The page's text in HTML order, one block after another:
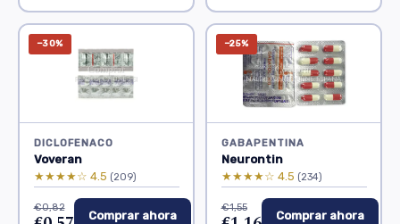
−30%
DICLOFENACO
Voveran
★★★★☆ 4.5 (209)
€0,82
Comprar ahora
−25%
GABAPENTINA
Neurontin
★★★★☆ 4.5 (234)
€1,55
Comprar ahora